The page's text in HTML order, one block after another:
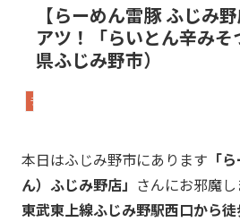
【らーめん雷豚 ふじみ
アツ！「らいとん辛み
県ふじみ野市）
ラーメン・つけ麺
本日はふじみ野市にあります 「
ん）ふじみ野店」 さんにお邪魔し
東武東上線ふじみ野駅西口から